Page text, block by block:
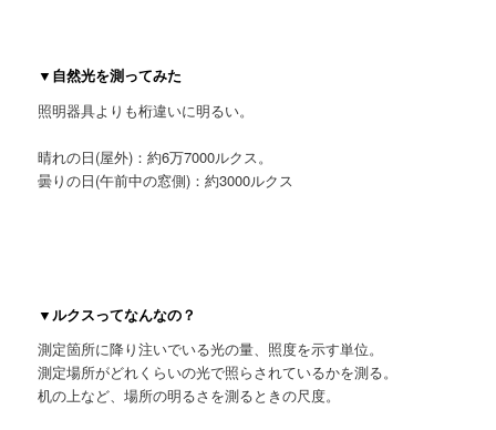
▼自然光を測ってみた
照明器具よりも桁違いに明るい。
晴れの日(屋外)：約6万7000ルクス。
曇りの日(午前中の窓側)：約3000ルクス
▼ルクスってなんなの？
測定箇所に降り注いでいる光の量、照度を示す単位。
測定場所がどれくらいの光で照らされているかを測る。
机の上など、場所の明るさを測るときの尺度。